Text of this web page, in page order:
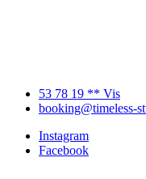
53 78 19 ** Vis
booking@timeless-
Instagram
Facebook